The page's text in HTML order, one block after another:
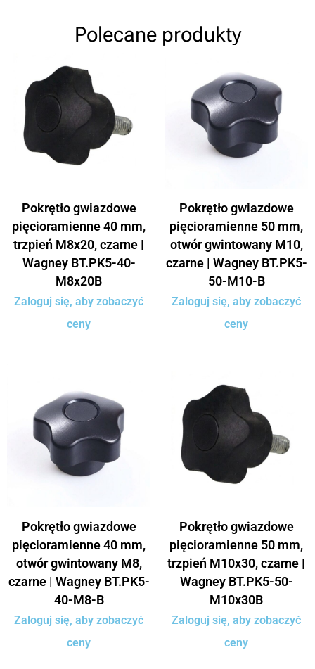
Polecane produkty
Pokrętło gwiazdowe
pięcioramienne 40 mm,
trzpień M8x20, czarne |
Wagney BT.PK5-40-
M8x20B
Zaloguj się, aby zobaczyć
ceny
Pokrętło gwiazdowe
pięcioramienne 50 mm,
otwór gwintowany M10,
czarne | Wagney BT.PK5-
50-M10-B
Zaloguj się, aby zobaczyć
ceny
Pokrętło gwiazdowe
pięcioramienne 40 mm,
otwór gwintowany M8,
czarne | Wagney BT.PK5-
40-M8-B
Zaloguj się, aby zobaczyć
ceny
Pokrętło gwiazdowe
pięcioramienne 50 mm,
trzpień M10x30, czarne |
Wagney BT.PK5-50-
M10x30B
Zaloguj się, aby zobaczyć
ceny